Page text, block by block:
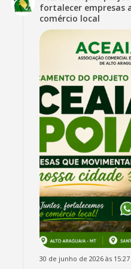
fortalecer empresas
comércio local
30 de junho de 2026 às 15:27